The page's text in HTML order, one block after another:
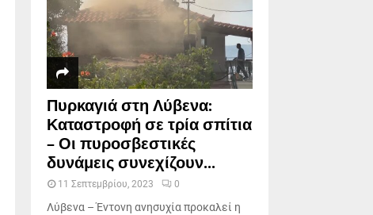
Πυρκαγιά στη Λύβενα:
Καταστροφή σε τρία σπίτια
– Οι πυροσβεστικές
δυνάμεις συνεχίζουν...
11 Σεπτεμβρίου, 2023 0
Λύβενα – Έντονη ανησυχία προκαλεί η